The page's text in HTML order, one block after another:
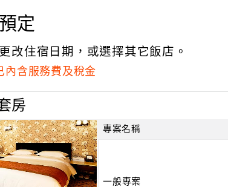
定
改住宿日期，或選擇其它飯店。
內含服務費及稅金
房
專案名稱
一般專案